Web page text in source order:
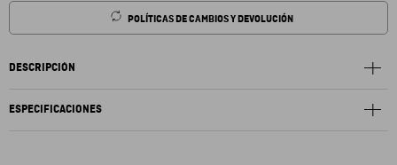
POLÍTICAS DE CAMBIOS Y DEVOLUCIÓN
DESCRIPCIÓN
ESPECIFICACIONES